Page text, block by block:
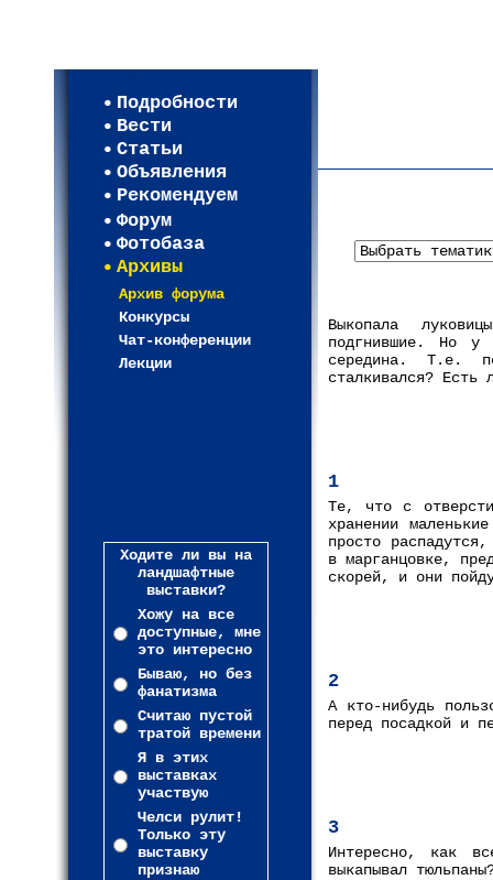
Подробности
Вести
Статьи
Объявления
Рекомендуем
Форум
Фотобаза
Архивы
Архив форума
Конкурсы
Чат-конференции
Лекции
Ходите ли вы на
ландшафтные
выставки?
Хожу на все
доступные, мне
это интересно
Бываю, но без
фанатизма
Считаю пустой
тратой времени
Я в этих
выставках
участвую
Челси рулит!
Только эту
выставку
признаю
Выкопала
подгнившие. Но у
середина. Т.е.
сталкивался? Есть
1
Те, что с
хранении
просто
в марганцовке,
скорей, и они
2
А кто-нибудь
перед посадкой и
3
Интересно, как
выкапывал